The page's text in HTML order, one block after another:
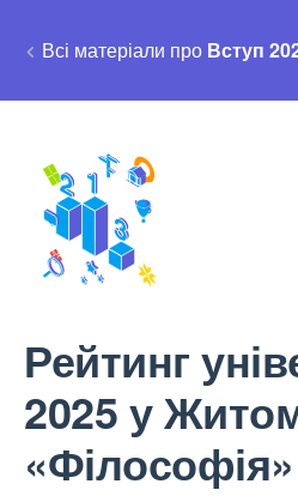
Всі матеріали про Вступ
Рейтинг
2025 у
«Філософія»